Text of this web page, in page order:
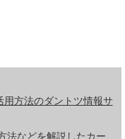
方法のダントツ情報サ
法などを解説したカー